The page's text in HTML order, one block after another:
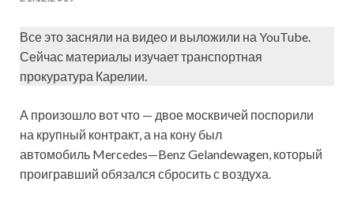
Все это засняли на видео и выложили на YouTube.
Сейчас материалы изучает транспортная
прокуратура Карелии.
А произошло вот что — двое москвичей поспорили
на крупный контракт, а на кону был
автомобиль Mercedes—Benz Gelandewagen, который
проигравший обязался сбросить с воздуха.